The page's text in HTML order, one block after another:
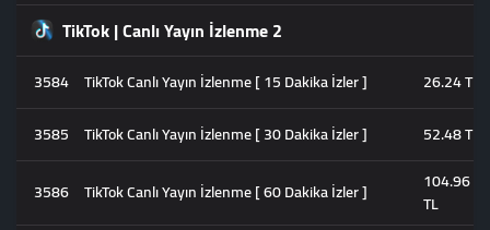
TikTok | Canlı Yayın İzlenme 2
3584 TikTok Canlı Yayın İzlenme [ 15 Dakika İzler ]
26.24 TL
3585 TikTok Canlı Yayın İzlenme [ 30 Dakika İzler ] 52.48 TL
3586 TikTok Canlı Yayın İzlenme [ 60 Dakika İzler ]
104.96
TL